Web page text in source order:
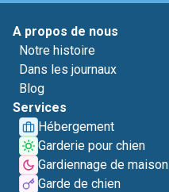
A propos de nous
Notre histoire
Dans les journaux
Blog
Services
Hébergement
Garderie pour chien
Gardiennage de maison
Garde de chien